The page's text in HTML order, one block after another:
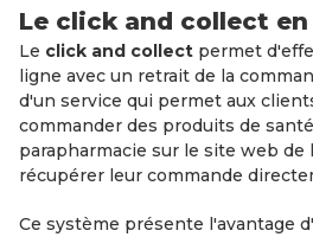
Le click and collect
Le click and collect permet
ligne avec un retrait de la
d'un service qui permet aux
commander des produits de
parapharmacie sur le site web de
récupérer leur commande
Ce système présente l'avantage